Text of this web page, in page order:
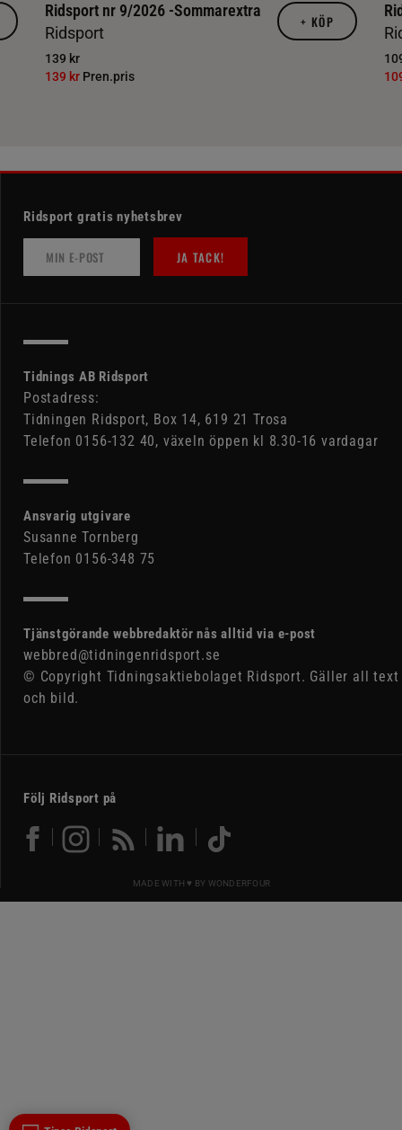
Ridsport nr 9/2026 -Sommarextra
Ridsport
139 kr
139 kr Pren.pris
+ KÖP
Ridsport gratis nyhetsbrev
JA TACK!
Tidnings AB Ridsport
Postadress:
Tidningen Ridsport, Box 14, 619 21 Trosa
Telefon 0156-132 40, växeln öppen kl 8.30-16 vardagar
Ansvarig utgivare
Susanne Tornberg
Telefon 0156-348 75
Tjänstgörande webbredaktör nås alltid via e-post
webbred@tidningenridsport.se
© Copyright Tidningsaktiebolaget Ridsport. Gäller all text
och bild.
Följ Ridsport på
MADE WITH ♥ BY WONDERFOUR